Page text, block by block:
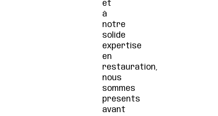
et
à
notre
solide
expertise
en
restauration,
nous
sommes
présents
avant